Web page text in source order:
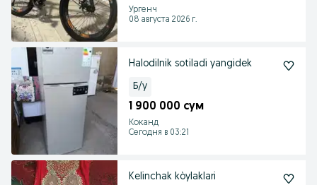
Ургенч
08 августа 2026 г.
Halodilnik sotiladi yangidek
Б/у
1 900 000 сум
Коканд
Сегодня в 03:21
Kelinchak kòylaklari